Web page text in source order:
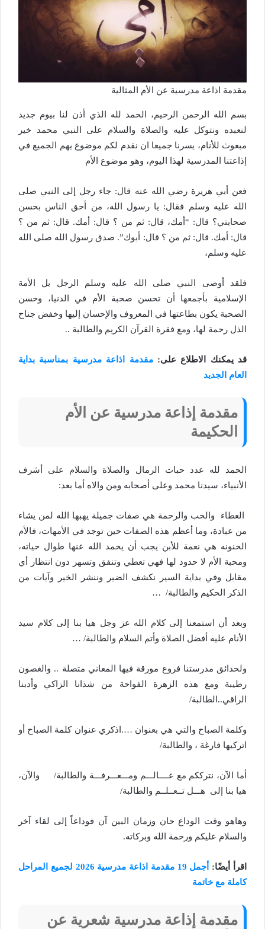
مقدمة اذاعة مدرسية عن الأم المثالية
بسم الله الرحمن الرحيم، الحمد لله الذي أذن لنا بيوم جديد
لنعبده ونتوكل عليه والصلاة والسلام على النبي محمد خير
مبعوث للأنام، يسرنا جميعا ان نقدم لكم موضوع يهم الجميع في
إذاعتنا المدرسية لهذا اليوم، وهو موضوع الأم
فعن أبي هريرة رضي الله عنه قال: جاء رجل إلى النبي صلى
الله عليه وسلم فقال: يا رسول الله، من أحق الناس بحسن
صحابتي؟ قال: “أمك، قال: ثم من ؟ قال: أمك. قال: ثم من ؟
قال: أمك. قال: ثم من ؟ قال: أبوك”. صدق رسول الله صلى الله
عليه وسلم،
فلقد أوصى النبي صلى الله عليه وسلم الرجل بل الأمة
الإسلامية بأجمعها أن تحسن صحبة الأم في الدنيا، وحسن
الصحبة يكون بطاعتها في المعروف والإحسان إليها وخفض جناح
الذل رحمة لها، ومع فقرة القرآن الكريم والطالبة ..
قد يمكنك الاطلاع على: مقدمة اذاعة مدرسية بمناسبة بداية
العام الجديد
مقدمة إذاعة مدرسية عن الأم
الحكيمة
الحمد لله عدد حبات الرمال والصلاة والسلام على أشرف
الأنبياء، سيدنا محمد وعلى أصحابه ومن والاه أما بعد:
العطاء والحب والرحمة هي صفات جميلة يهبها الله لمن يشاء
من عبادة، وما أعظم هذه الصفات حين توجد في الأمهات، فالأم
الحنونه هي نعمة للأبن يجب أن يحمد الله عنها طوال حياته،
ومحبة الأم لا حدود لها فهي تعطي وتنفق وتسهر دون انتظار أي
مقابل وفي بداية السير نكشف الضير وننشر الخير وآيات من
الذكر الحكيم والطالبة/ …
وبعد أن استمعنا إلى كلام الله عز وجل هيا بنا إلى كلام سيد
الأنام عليه أفضل الصلاة وأتم السلام والطالبة/ …
ولحدائق مدرستنا فروع مورقة فيها المعاني متصلة .. والغصون
رطيبة ومع هذه الزهرة الفواحة من شذانا الزاكي وأدبنا
الراقي..الطالبة/
وكلمة الصباح والتي هي بعنوان ….اذكري عنوان كلمة الصباح أو
اتركيها فارغة ، والطالبة/
أما الآن، نترككم مع عــــالـــم ومـــعـــرفـــة والطالبة/ والآن،
هيا بنا إلى هـــل تــعــلــم والطالبة/
وهاهو وقت الوداع حان وزمان البين آن فوداعاً إلى لقاء آخر
والسلام عليكم ورحمة الله وبركاته.
اقرأ أيضًا:
أجمل 19 مقدمة اذاعة مدرسية 2026 لجميع المراحل
كاملة مع خاتمة
مقدمة إذاعة مدرسية شعرية عن